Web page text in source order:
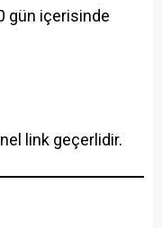
gün içerisinde
link geçerlidir.